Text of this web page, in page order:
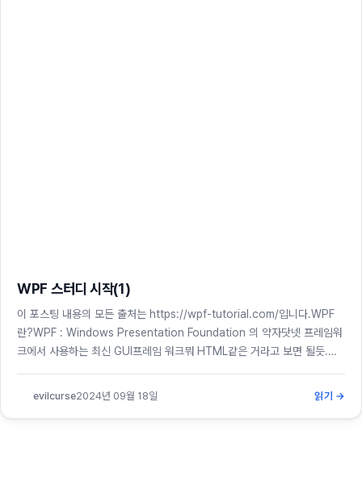
WPF 스터디 시작(1)
이 포스팅 내용의 모든 출처는 https://wpf-tutorial.com/입니다.WPF
란?WPF : Windows Presentation Foundation 의 약자닷넷 프레임워
크에서 사용하는 최신 GUI프레임 워크뭐 HTML같은 거라고 보면 될듯.마
가진 GUI프레임워크가 있다.WPF vs WinForms왜 두개의 GUI프레임워
evilcurse2024년 09월 18일 읽기 →